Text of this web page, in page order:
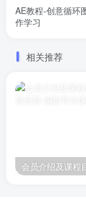
AE教程-创意循环
作学习
相关推荐
会员介绍及课程